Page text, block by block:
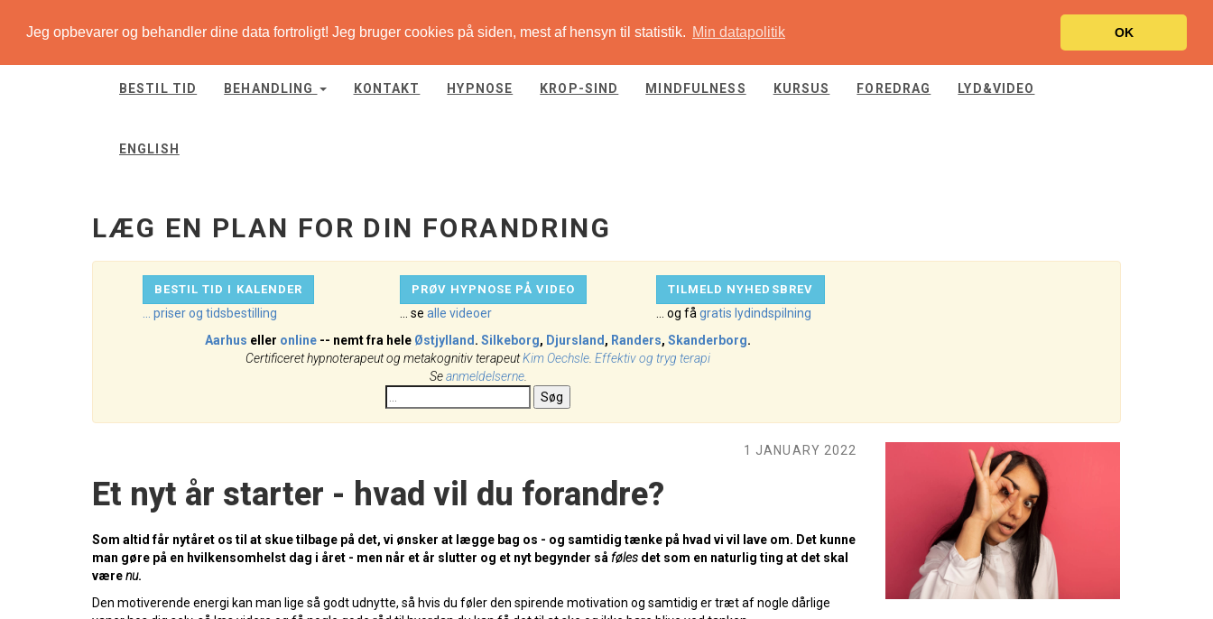
Jeg opbevarer og behandler dine data fortroligt! Jeg bruger cookies på siden, mest af hensyn til statistik. Min datapolitik OK
plan
forandring
startside
BESTIL TID BEHANDLING KONTAKT HYPNOSE KROP-SIND MINDFULNESS KURSUS FOREDRAG LYD&VIDEO
ENGLISH
LÆG EN PLAN FOR DIN FORANDRING
BESTIL TID I KALENDER
... priser og tidsbestilling
PRØV HYPNOSE PÅ VIDEO
... se alle videoer
TILMELD NYHEDSBREV
... og få gratis lydindspilning
Aarhus eller online -- nemt fra hele Østjylland .Silkeborg, Djursland , Randers,Skanderborg.
Certificeret hypnoterapeut og metakognitiv terapeutKim Oechsle .Effektiv og tryg terapi
Seanmeldelserne.
Søg
1 JANUARY 2022
Et nyt år starter - hvad vil du forandre?
Som altid får nytåret os til at skue tilbage på det, vi ønsker at lægge bag os - og samtidig tænke på hvad vi vil lave om. Det kunne
man gøre på en hvilkensomhelst dag i året - men når et år slutter og et nyt begynder så føles det som en naturlig ting at det skal
værenu.
Den motiverende energi kan man lige så godt udnytte, så hvis du føler den spirende motivation og samtidig er træt af nogle dårlige